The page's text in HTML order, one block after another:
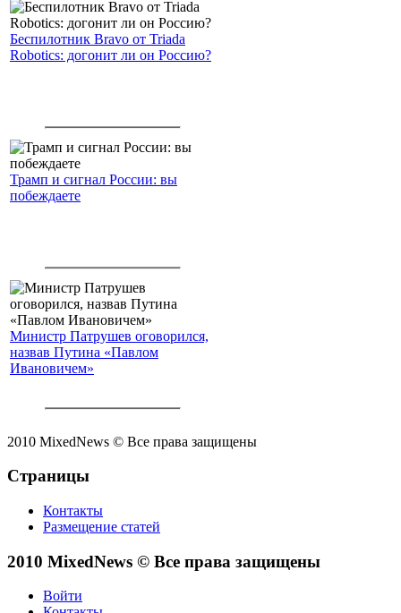
Беспилотник Bravo от Triada
Robotics: догонит ли он Россию?
Трамп и сигнал России: вы
побеждаете
Министр Патрушев оговорился,
назвав Путина «Павлом
Ивановичем»
2010 MixedNews © Все права защищены
Страницы
Контакты
Размещение статей
2010 MixedNews © Все права защищены
Войти